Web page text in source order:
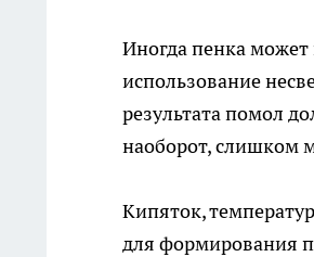
Иногда пенка может
использование
результата помол
наоборот, слишком
Кипяток,
для формирования